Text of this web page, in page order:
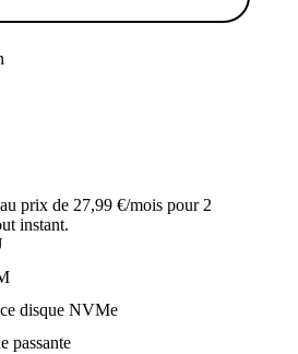
prix de 27,99 €/mois pour 2
instant.
disque NVMe
passante